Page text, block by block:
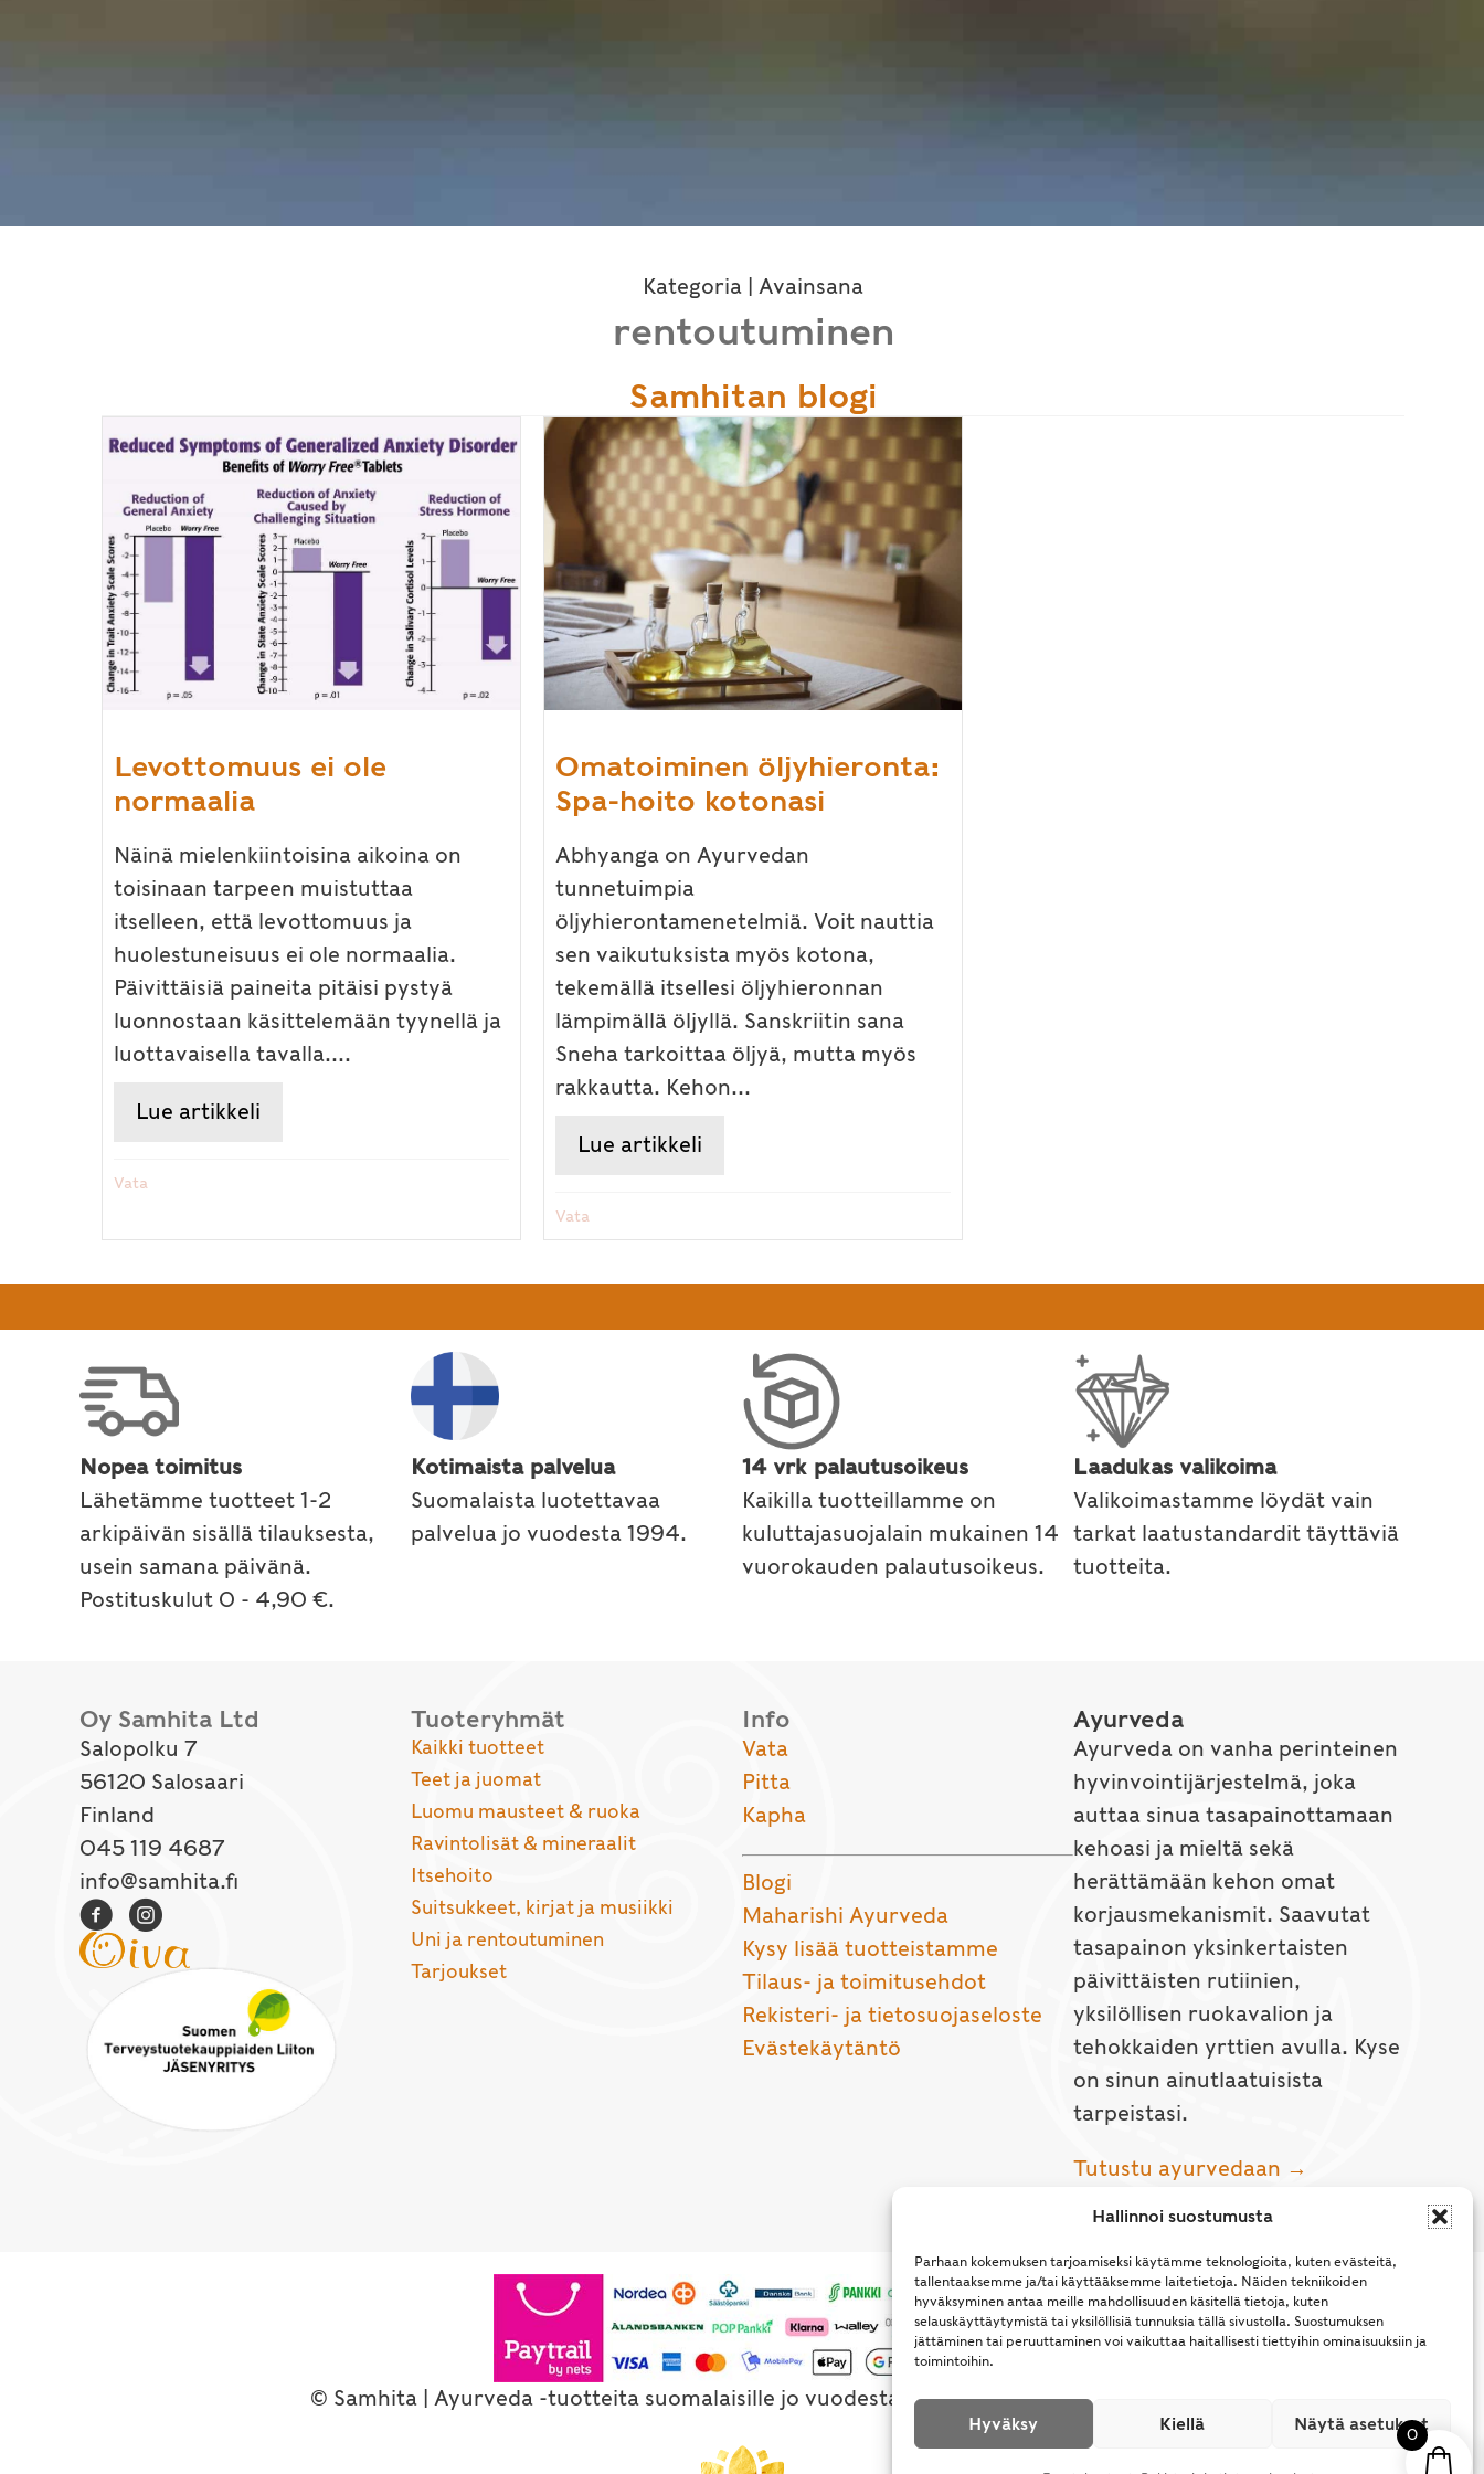
Hallinnoi suostumusta
Parhaan kokemuksen tarjoamiseksi käytämme teknologioita, kuten evästeitä,
tallentaaksemme ja/tai käyttääksemme laitetietoja. Näiden tekniikoiden
hyväksyminen antaa meille mahdollisuuden käsitellä tietoja, kuten
selauskäyttäytymistä tai yksilöllisiä tunnuksia tällä sivustolla. Suostumuksen
jättäminen tai peruuttaminen voi vaikuttaa haitallisesti tiettyihin ominaisuuksiin ja
toimintoihin.
Hyväksy Kiellä Näytä asetukset
Kategoria | Avainsana
rentoutuminen
Samhitan blogi
Levottomuus ei ole
normaalia
Näinä mielenkiintoisina aikoina on
toisinaan tarpeen muistuttaa
itselleen, että levottomuus ja
huolestuneisuus ei ole normaalia.
Päivittäisiä paineita pitäisi pystyä
luonnostaan käsittelemään tyynellä ja
luottavaisella tavalla....
Lue artikkeli
Vata
Omatoiminen öljyhieronta:
Spa-hoito kotonasi
Abhyanga on Ayurvedan
tunnetuimpia
öljyhierontamenetelmiä. Voit nauttia
sen vaikutuksista myös kotona,
tekemällä itsellesi öljyhieronnan
lämpimällä öljyllä. Sanskriitin sana
Sneha tarkoittaa öljyä, mutta myös
rakkautta. Kehon...
Lue artikkeli
Vata
Nopea toimitus
Lähetämme tuotteet 1-2
arkipäivän sisällä tilauksesta,
usein samana päivänä.
Postituskulut 0 - 4,90 €.
Kotimaista palvelua
Suomalaista luotettavaa
palvelua jo vuodesta 1994.
14 vrk palautusoikeus
Kaikilla tuotteillamme on
kuluttajasuojalain mukainen 14
vuorokauden palautusoikeus.
Laadukas valikoima
Valikoimastamme löydät vain
tarkat laatustandardit täyttäviä
tuotteita.
Oy Samhita Ltd
Salopolku 7
56120 Salosaari
Finland
045 119 4687
info@samhita.fi
Tuoteryhmät
Kaikki tuotteet
Teet ja juomat
Luomu mausteet & ruoka
Ravintolisät & mineraalit
Itsehoito
Suitsukkeet, kirjat ja musiikki
Uni ja rentoutuminen
Tarjoukset
Info
Vata
Pitta
Kapha
Blogi
Maharishi Ayurveda
Kysy lisää tuotteistamme
Tilaus- ja toimitusehdot
Rekisteri- ja tietosuojaseloste
Evästekäytäntö
Ayurveda
Ayurveda on vanha perinteinen
hyvinvointijärjestelmä, joka
auttaa sinua tasapainottamaan
kehoasi ja mieltä sekä
herättämään kehon omat
korjausmekanismit. Saavutat
tasapainon yksinkertaisten
päivittäisten rutiinien,
yksilöllisen ruokavalion ja
tehokkaiden yrttien avulla. Kyse
on sinun ainutlaatuisista
tarpeistasi.
Tutustu ayurvedaan →
© Samhita | Ayurveda -tuotteita suomalaisille jo vuodesta 1994. All Rights Reserved.
0